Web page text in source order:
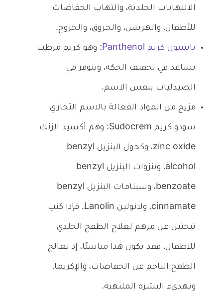
الالتهابات الجلدية، والتهاب الحفاضات
للأطفال، والهربس، والحروق، والجروح.
بانثينول كريم Panthenol : وهو كريم مرطب
يساعد في تخفيف الحكة، ويتوفر في
الصيدليات بنفس الاسم.
مزيج من المواد الفعالة بالاسم التجاري
سودو كريم Sudocrem: وهم أكسيد الزنك
zinc oxide، وكحول البنزيل benzyl
alcohol، وبنزوات البنزيل benzyl
benzoate، وسينامات البنزيل benzyl
cinnamate، ولانولين Lanolin. فإذا كنتِ
تبحثين عن مرهم لعلاج الطفح الجلدي
للاطفال، فقد يكون هذا مناسبًا، إذ يعالج
الطفح الناجم عن الحفاضات، والإكزيما،
ويهديء البشرة الملتهبة.